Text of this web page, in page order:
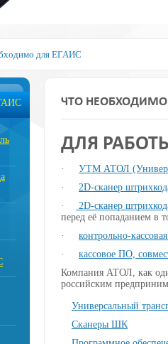
для ЕГАИС
ЧТО НЕОБХОДИМО
ДЛЯ
· УТМ АТОЛ
· 2D-сканер
·
2D-сканер
перед её попаданием в
· контрольно-
· кассовое ПО,
Компания АТОЛ, как
российским
Универсальный
Сканеры ШК